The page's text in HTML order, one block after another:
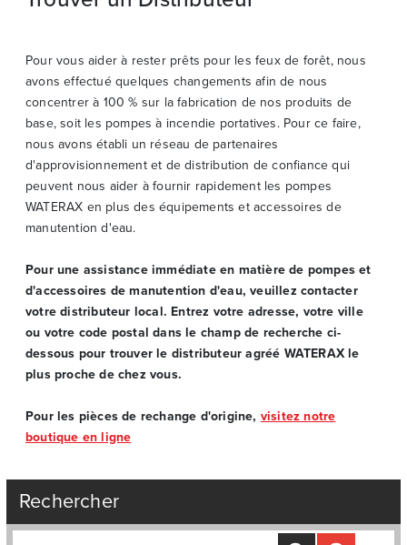
Pour vous aider à rester prêts pour les feux de forêt, nous
avons effectué quelques changements afin de nous
concentrer à 100 % sur la fabrication de nos produits de
base, soit les pompes à incendie portatives. Pour ce faire,
nous avons établi un réseau de partenaires
d'approvisionnement et de distribution de confiance qui
peuvent nous aider à fournir rapidement les pompes
WATERAX en plus des équipements et accessoires de
manutention d'eau.
Pour une assistance immédiate en matière de pompes et
d'accessoires de manutention d'eau, veuillez contacter
votre distributeur local. Entrez votre adresse, votre ville
ou votre code postal dans le champ de recherche ci-
dessous pour trouver le distributeur agréé WATERAX le
plus proche de chez vous.
Pour les pièces de rechange d'origine, visitez notre
boutique en ligne
Rechercher